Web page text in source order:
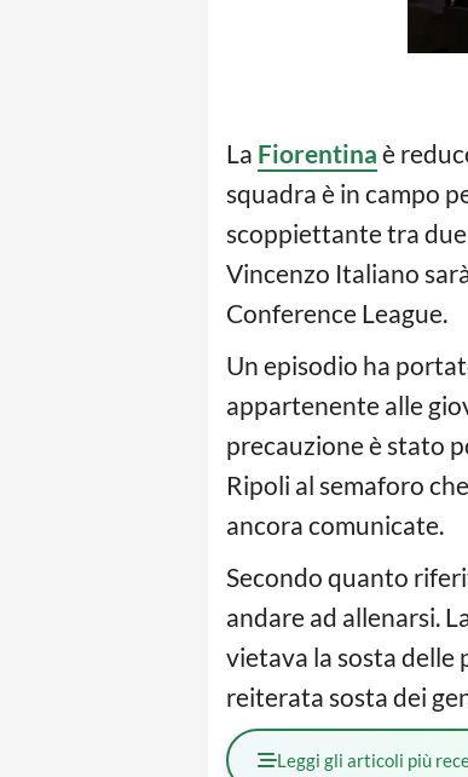
La Fiorentina è
squadra è in campo
scoppiettante tra
Vincenzo Italiano
Conference League.
Un episodio ha
appartenente alle
precauzione è stato
Ripoli al semaforo
ancora comunicate.
Secondo quanto
andare ad allenarsi.
vietava la sosta delle
reiterata sosta dei
Leggi gli articoli più